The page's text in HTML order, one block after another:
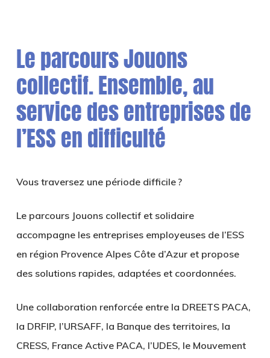
Le parcours Jouons
collectif. Ensemble, au
service des entreprises de
l’ESS en difficulté
Vous traversez une période difficile ?
Le parcours Jouons collectif et solidaire
accompagne les entreprises employeuses de l’ESS
en région Provence Alpes Côte d’Azur et propose
des solutions rapides, adaptées et coordonnées.
Une collaboration renforcée entre la DREETS PACA,
la DRFIP, l’URSAFF, la Banque des territoires, la
CRESS, France Active PACA, l’UDES, le Mouvement